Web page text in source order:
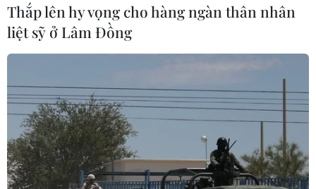
Bàn giao một cá thể Diều hoa Miến
Điện cho Vườn quốc gia Phong Nha-
Kẻ Bàng
Bão số 3 tiếp tục đổi hướng, di
chuyển nhanh hơn
05/08/2026 11:31
Thắp lên hy vọng cho hàng ngàn thân nhân
liệt sỹ ở Lâm Đồng